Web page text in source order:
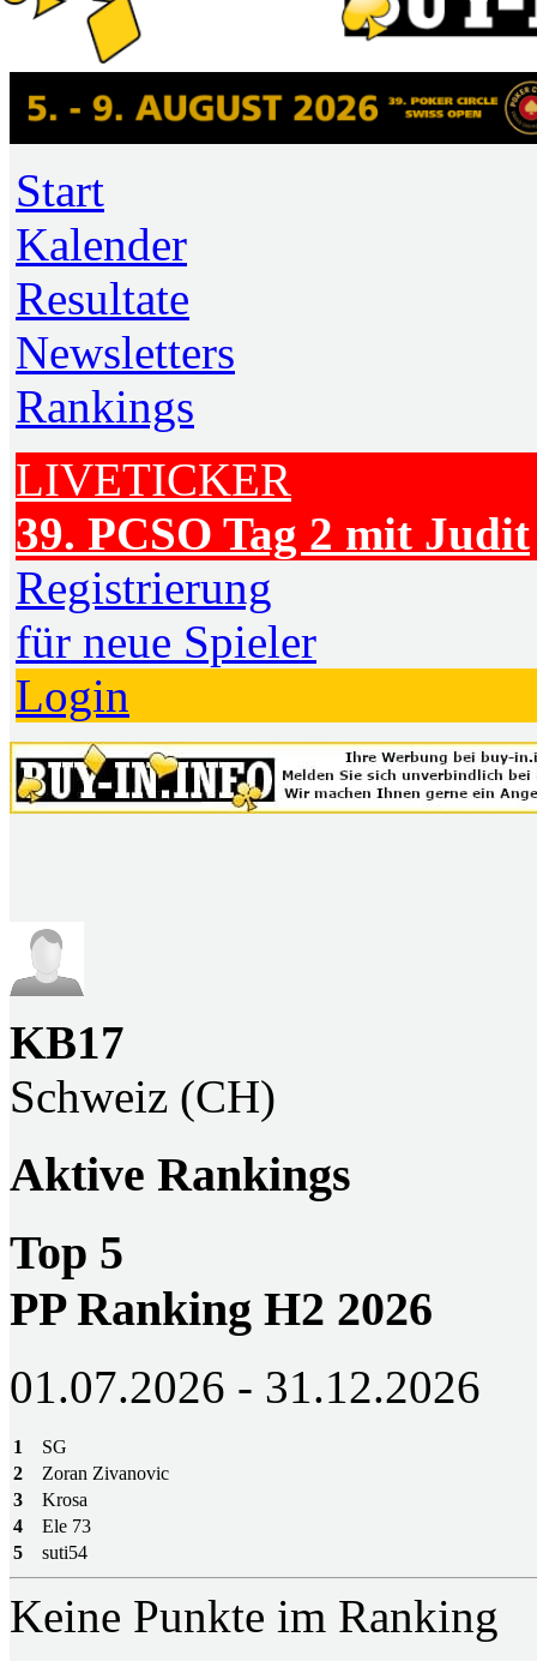
Start
Kalender
Resultate
Newsletters
Rankings
LIVETICKER
39. PCSO Tag 2 mit Judit
Registrierung
für neue Spieler
Login
KB17
Schweiz (CH)
Aktive Rankings
Top 5
PP Ranking H2 2026
01.07.2026 - 31.12.2026
1
SG
2
Zoran Zivanovic
3
Krosa
4
Ele 73
5
suti54
Keine Punkte im Ranking